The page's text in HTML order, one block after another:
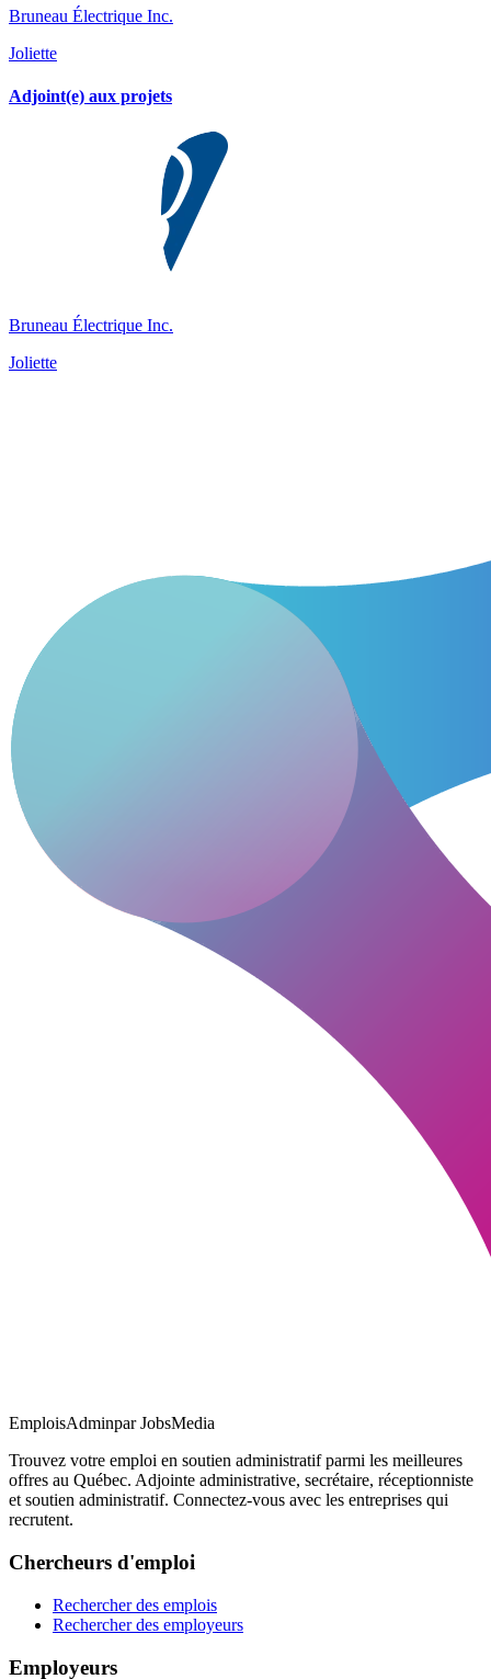
Bruneau Électrique Inc.
Joliette
Adjoint(e) aux projets
Bruneau Électrique Inc.
Joliette
EmploisAdminpar JobsMedia
Trouvez votre emploi en soutien administratif parmi les meilleures
offres au Québec. Adjointe administrative, secrétaire, réceptionniste
et soutien administratif. Connectez-vous avec les entreprises qui
recrutent.
Chercheurs d'emploi
Rechercher des emplois
Rechercher des employeurs
Employeurs